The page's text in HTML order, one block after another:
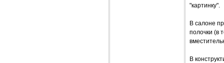
"картинку".
В салоне
полочки (в
В